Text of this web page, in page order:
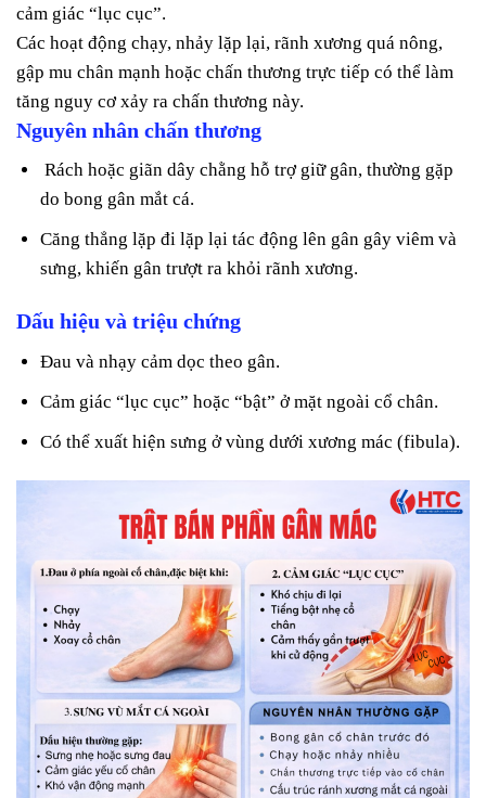
cảm giác “lục cục”.
Các hoạt động chạy, nhảy lặp lại, rãnh xương quá nông,
gập mu chân mạnh hoặc chấn thương trực tiếp có thể làm
tăng nguy cơ xảy ra chấn thương này.
Nguyên nhân chấn thương
Rách hoặc giãn dây chằng hỗ trợ giữ gân, thường gặp
do bong gân mắt cá.
Căng thẳng lặp đi lặp lại tác động lên gân gây viêm và
sưng, khiến gân trượt ra khỏi rãnh xương.
Dấu hiệu và triệu chứng
Đau và nhạy cảm dọc theo gân.
Cảm giác “lục cục” hoặc “bật” ở mặt ngoài cổ chân.
Có thể xuất hiện sưng ở vùng dưới xương mác (fibula).